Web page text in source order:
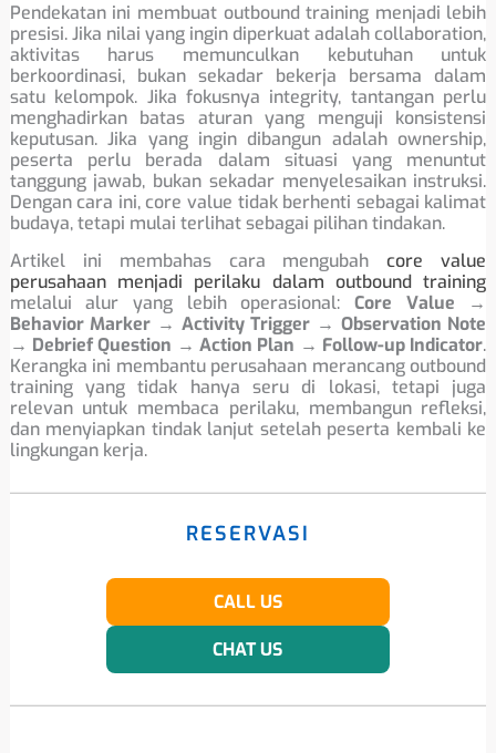
Pendekatan ini membuat outbound training menjadi lebih
presisi. Jika nilai yang ingin diperkuat adalah collaboration,
aktivitas harus memunculkan kebutuhan untuk
berkoordinasi, bukan sekadar bekerja bersama dalam
satu kelompok. Jika fokusnya integrity, tantangan perlu
menghadirkan batas aturan yang menguji konsistensi
keputusan. Jika yang ingin dibangun adalah ownership,
peserta perlu berada dalam situasi yang menuntut
tanggung jawab, bukan sekadar menyelesaikan instruksi.
Dengan cara ini, core value tidak berhenti sebagai kalimat
budaya, tetapi mulai terlihat sebagai pilihan tindakan.
Artikel ini membahas cara mengubahcore value
perusahaan menjadi perilaku dalam outbound training
melalui alur yang lebih operasional:Core Value →
Behavior Marker → Activity Trigger → Observation Note
→ Debrief Question → Action Plan → Follow-up Indicator.
Kerangka ini membantu perusahaan merancang outbound
training yang tidak hanya seru di lokasi, tetapi juga
relevan untuk membaca perilaku, membangun refleksi,
dan menyiapkan tindak lanjut setelah peserta kembali ke
lingkungan kerja.
RESERVASI
CALL US
CHAT US